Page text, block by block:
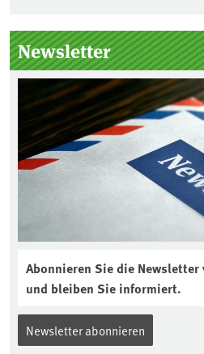
Seitenleiste
Newsletter
Abonnieren Sie die
und bleiben Sie informiert.
Newsletter abonnieren